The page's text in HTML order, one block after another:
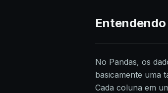
No Pandas, os
basicamente uma
Cada coluna em